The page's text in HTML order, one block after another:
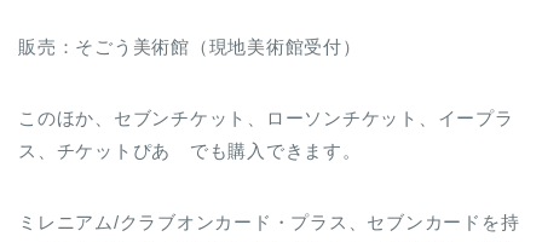
販売：そごう美術館（現地美術館受付）
このほか、セブンチケット、ローソンチケット、イープラ
ス、チケットぴあ でも購入できます。
ミレニアム/クラブオンカード・プラス、セブンカードを持